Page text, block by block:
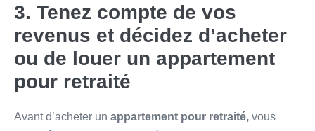
3. Tenez compte de vos
revenus et décidez d’acheter
ou de louer un appartement
pour retraité
Avant d’acheter un appartement pour retraité, vous